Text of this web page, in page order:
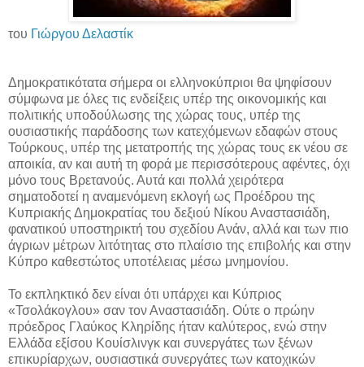
του Γιώργου Δελαστίκ
Δημοκρατικότατα σήμερα οι ελληνοκύπριοι θα ψηφίσουν
σύμφωνα με όλες τις ενδείξεις υπέρ της οικονομικής και
πολιτικής υποδούλωσης της χώρας τους, υπέρ της
ουσιαστικής παράδοσης των κατεχόμενων εδαφών στους
Τούρκους, υπέρ της μετατροπής της χώρας τους εκ νέου σε
αποικία, αν και αυτή τη φορά με περισσότερους αφέντες, όχι
μόνο τους Βρετανούς. Αυτά και πολλά χειρότερα
σηματοδοτεί η αναμενόμενη εκλογή ως Προέδρου της
Κυπριακής Δημοκρατίας του δεξιού Νίκου Αναστασιάδη,
φανατικού υποστηρικτή του σχεδίου Ανάν, αλλά και των πιο
άγριων μέτρων λιτότητας στο πλαίσιο της επιβολής και στην
Κύπρο καθεστώτος υποτέλειας μέσω μνημονίου.
Το εκπληκτικό δεν είναι ότι υπάρχει και Κύπριος
«Τσολάκογλου» σαν τον Αναστασιάδη. Ούτε ο πρώην
πρόεδρος Γλαύκος Κληρίδης ήταν καλύτερος, ενώ στην
Ελλάδα εξίσου Κουίσλινγκ και συνεργάτες των ξένων
επικυρίαρχων, ουσιαστικά συνεργάτες των κατοχικών